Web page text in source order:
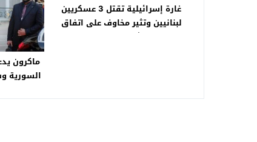
غارة إسرائيلية تقتل 3 عسكريين
لبنانيين وتثير مخاوف على اتفاق
الانتشار في الجنوب
ماكرون
السورية